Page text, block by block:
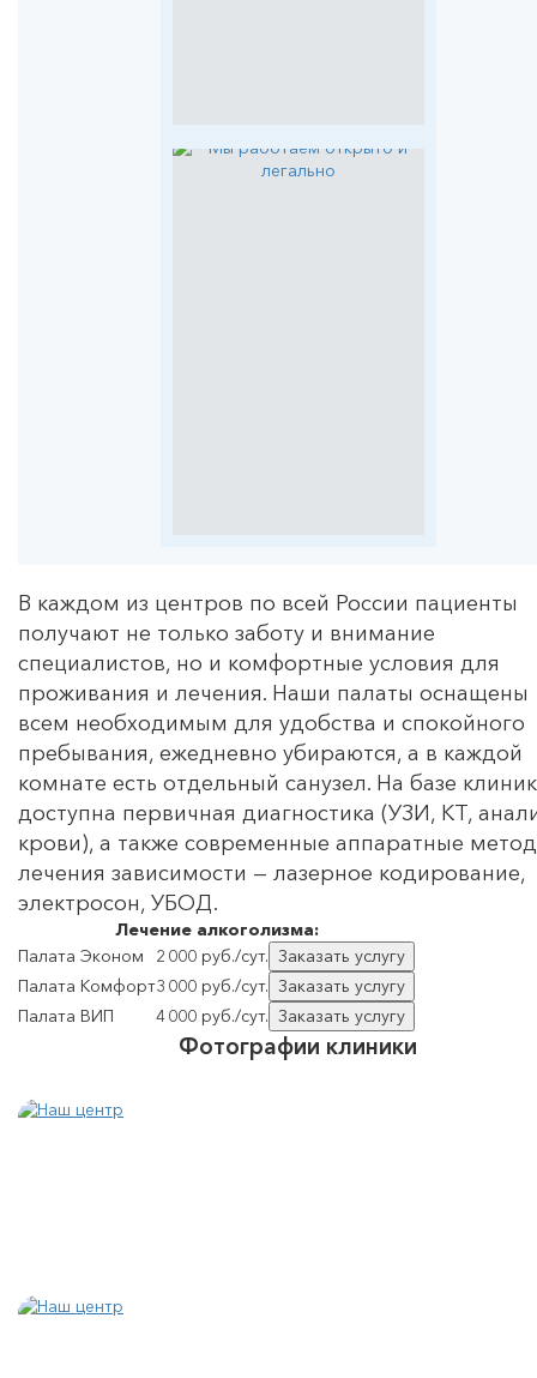
В каждом из центров по всей России пациенты
получают не только заботу и внимание
специалистов, но и комфортные условия для
проживания и лечения. Наши палаты оснащены
всем необходимым для удобства и спокойного
пребывания, ежедневно убираются, а в каждой
комнате есть отдельный санузел. На базе
доступна первичная диагностика (УЗИ, КТ,
крови), а также современные аппаратные
лечения зависимости — лазерное кодирование,
электросон, УБОД.
Лечение алкоголизма:
Палата Эконом
2 000 руб./сут. Заказать услугу
Палата Комфорт3 000 руб./сут. Заказать услугу
Палата ВИП
4 000 руб./сут. Заказать услугу
Фотографии клиники